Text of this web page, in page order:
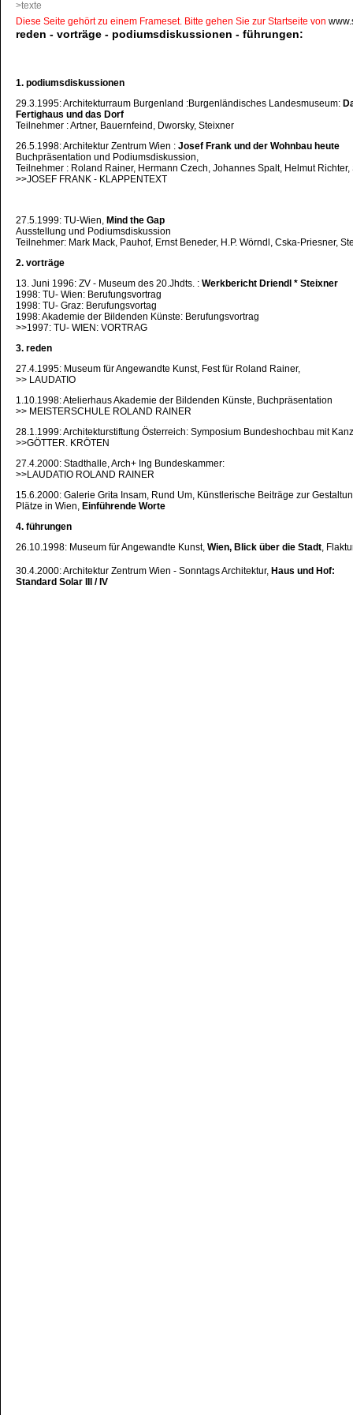
>texte
reden - vorträge - podiumsdiskussionen - führungen:
1. podiumsdiskussionen
29.3.1995: Architekturraum Burgenland :Burgenländisches Landesmuseum:
Fertighaus und das Dorf
Teilnehmer : Artner, Bauernfeind, Dworsky, Steixner
26.5.1998: Architektur Zentrum Wien : Josef Frank und der Wohnbau heute
Buchpräsentation und Podiumsdiskussion,
Teilnehmer : Roland Rainer, Hermann Czech, Johannes Spalt, Helmut Richter,
>>JOSEF FRANK - KLAPPENTEXT
27.5.1999: TU-Wien, Mind the Gap
Ausstellung und Podiumsdiskussion
Teilnehmer: Mark Mack, Pauhof, Ernst Beneder, H.P. Wörndl, Cska-Priesner,
2. vorträge
13. Juni 1996: ZV - Museum des 20.Jhdts. : Werkbericht Driendl * Steixner
1998: TU- Wien: Berufungsvortrag
1998: TU- Graz: Berufungsvortag
1998: Akademie der Bildenden Künste: Berufungsvortrag
>>1997: TU- WIEN: VORTRAG
3. reden
27.4.1995: Museum für Angewandte Kunst, Fest für Roland Rainer,
>> LAUDATIO
1.10.1998: Atelierhaus Akademie der Bildenden Künste, Buchpräsentation
>> MEISTERSCHULE ROLAND RAINER
28.1.1999: Architekturstiftung Österreich: Symposium Bundeshochbau mit
>>GÖTTER. KRÖTEN
27.4.2000: Stadthalle, Arch+ Ing Bundeskammer:
>>LAUDATIO ROLAND RAINER
15.6.2000: Galerie Grita Insam, Rund Um, Künstlerische Beiträge zur
Plätze in Wien, Einführende Worte
4. führungen
26.10.1998: Museum für Angewandte Kunst, Wien, Blick über die Stadt,
30.4.2000: Architektur Zentrum Wien - Sonntags Architektur, Haus und Hof:
Standard Solar III / IV
Diese Seite gehört zu einem Frameset. Bitte gehen Sie zur Startseite von